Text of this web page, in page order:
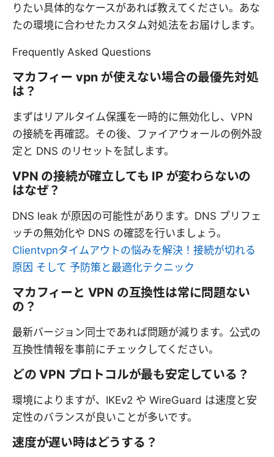
りたい具体的なケースがあれば教えてください。あな
たの環境に合わせたカスタム対処法をお届けします。
Frequently Asked Questions
マカフィー vpn が使えない場合の最優先対処
は？
まずはリアルタイム保護を一時的に無効化し、VPN
の接続を再確認。その後、ファイアウォールの例外設
定と DNS のリセットを試します。
VPN の接続が確立しても IP が変わらないの
はなぜ？
DNS leak が原因の可能性があります。DNS プリフェ
ッチの無効化や DNS の確認を行いましょう。
Clientvpnタイムアウトの悩みを解決！接続が切れる
原因 そして 予防策と最適化テクニック
マカフィーと VPN の互換性は常に問題ない
の？
最新バージョン同士であれば問題が減ります。公式の
互換性情報を事前にチェックしてください。
どの VPN プロトコルが最も安定している？
環境によりますが、IKEv2 や WireGuard は速度と安
定性のバランスが良いことが多いです。
速度が遅い時はどうする？